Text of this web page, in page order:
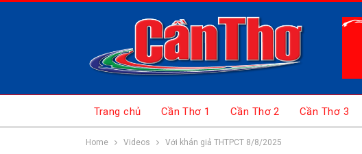
Trang chủ Cần Thơ 1 Cần Thơ 2 Cần Thơ 3
Home Videos Với khán giả THTPCT 8/8/2025